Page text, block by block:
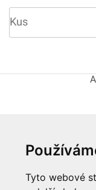
Tyto webové